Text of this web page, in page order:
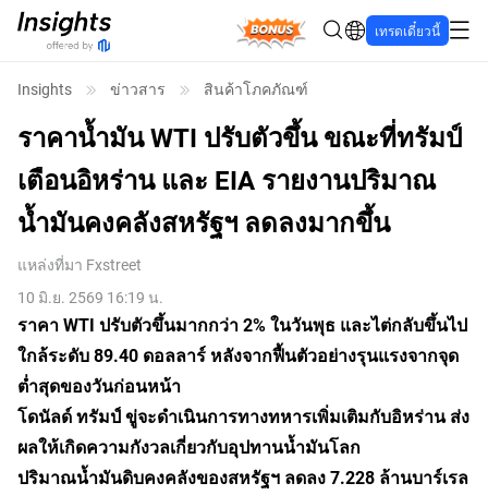
Bonus เทรดเดี๋ยวนี้
Insights ข่าวสาร สินค้าโภคภัณฑ์
ราคาน้ำมัน WTI ปรับตัวขึ้น ขณะที่ทรัมป์
เตือนอิหร่าน และ EIA รายงานปริมาณ
น้ำมันคงคลังสหรัฐฯ ลดลงมากขึ้น
แหล่งที่มา Fxstreet
10 มิ.ย. 2569 16:19 น.
ราคา WTI ปรับตัวขึ้นมากกว่า 2% ในวันพุธ และไต่กลับขึ้นไป
ใกล้ระดับ 89.40 ดอลลาร์ หลังจากฟื้นตัวอย่างรุนแรงจากจุด
ต่ำสุดของวันก่อนหน้า
โดนัลด์ ทรัมป์ ขู่จะดำเนินการทางทหารเพิ่มเติมกับอิหร่าน ส่ง
ผลให้เกิดความกังวลเกี่ยวกับอุปทานน้ำมันโลก
ปริมาณน้ำมันดิบคงคลังของสหรัฐฯ ลดลง 7.228 ล้านบาร์เรล